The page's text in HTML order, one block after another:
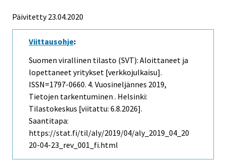
Päivitetty 23.04.2020
Viittausohje:
Suomen virallinen tilasto (SVT): Aloittaneet ja
lopettaneet yritykset [verkkojulkaisu].
ISSN=1797-0660. 4. Vuosineljännes 2019,
Tietojen tarkentuminen . Helsinki:
Tilastokeskus [viitattu: 6.8.2026].
Saantitapa:
https://stat.fi/til/aly/2019/04/aly_2019_04_20
20-04-23_rev_001_fi.html